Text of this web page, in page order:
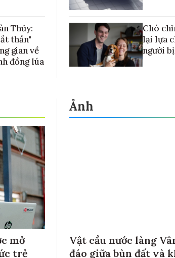
Thủy:
thần"
gian về
đồng lúa
Chó
lại lựa
người
mở
trẻ
Ảnh
Vật cầu nước làng
đáo giữa bùn đất và